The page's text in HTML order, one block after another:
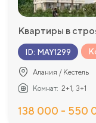
Квартиры в
ID: MAY1299
Алания / Кестель
Комнат: 2+1, 3+1
138 000 - 550